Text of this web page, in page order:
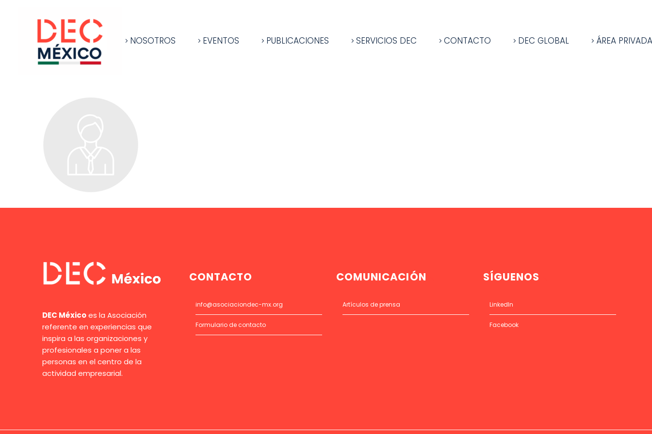
NOSOTROS EVENTOS PUBLICACIONES SERVICIOS DEC CONTACTO DEC GLOBAL ÁREA PRIVADA
DEC Méxicoes la Asociación
referente en experiencias que
inspira a las organizaciones y
profesionales a poner a las
personas en el centro de la
actividad empresarial.
CONTACTO
info@asociaciondec-mx.org
Formulario de contacto
COMUNICACIÓN
Artículos de prensa
SÍGUENOS
LinkedIn
Facebook